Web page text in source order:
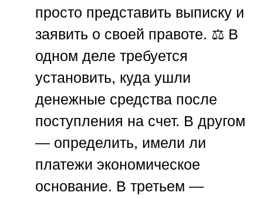
просто представить выписку и
заявить о своей правоте. ⚖️ В
одном деле требуется
установить, куда ушли
денежные средства после
поступления на счет. В другом
— определить, имели ли
платежи экономическое
основание. В третьем —